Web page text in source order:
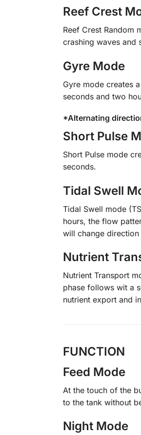
Reef Crest
Reef Crest Random
crashing waves and
Gyre Mode
Gyre mode creates
seconds and two
*Alternating
Short Pulse
Short Pulse mode
seconds.
Tidal Swell
Tidal Swell mode
hours, the flow
will change
Nutrient
Nutrient Transport
phase follows wit a
nutrient export and
FUNCTION
Feed Mode
At the touch of the
to the tank without
Night Mode